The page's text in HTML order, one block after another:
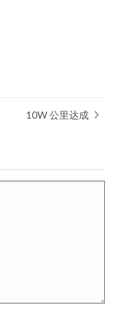
10W 公里达成